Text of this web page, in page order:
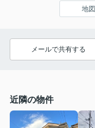
地
メールで共有する
近隣の物件